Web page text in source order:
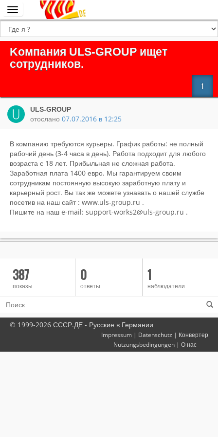
Переключить
навигацию
Kомпания ULS-GROUP ищет
сотрудников.
1
ULS-GROUP
отослано 07.07.2016 в 12:25
В компанию требуются курьеры. График работы: не полный
рабочий день (3-4 часа в день). Работа подходит для любого
возраста с 18 лет. Прибыльная не сложная работа.
Заработная плата 1400 евро. Мы гарантируем своим
сотрудникам постоянную высокую заработную плату и
карьерный рост. Вы так же можете узнавать о нашей службе
посетив на наш сайт : www.uls-group.ru .
Пишите на наш e-mail: support-works2@uls-group.ru .
387
показы
0
ответы
1
наблюдатели
© 1999-2026 СССР.ДЕ - Русские в Германии
Impressum | Datenschutz | Конвертер
Nutzungsbedingungen| О нас